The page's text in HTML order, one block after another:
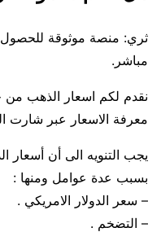
ثري: منصة موثوقة
مباشر.
نقدم لكم اسعار الذهب من
معرفة الاسعار عبر شارت
يجب التنويه الى أن
بسبب عدة عوامل ومنها :
– سعر الدولار الامريكي .
– التضخم .